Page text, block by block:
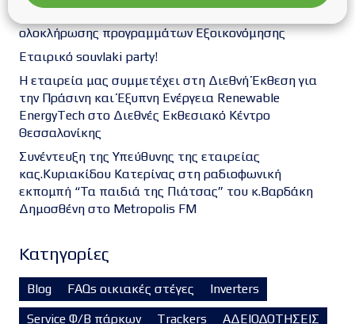
ολοκλήρωσης προγραμμάτων Εξοικονόμησης
Εταιρικό souvlaki party!
Η εταιρεία μας συμμετέχει στη Διεθνή Έκθεση για
την Πράσινη και Έξυπνη Ενέργεια Renewable
EnergyTech στο Διεθνές Εκθεσιακό Κέντρο
Θεσσαλονίκης
Συνέντευξη της Υπεύθυνης της εταιρείας
κας.Κυριακίδου Κατερίνας στη ραδιοφωνική
εκπομπή “Τα παιδιά της Πιάτσας” του κ.Βαρδάκη
Δημοσθένη στο Metropolis FM
Kατηγορίες
Blog FAQs οικιακές στέγες
Inverters
Service Φ/Β πάρκων
Trackers
ΑΔΕΙΟΔΟΤΗΣΕΙΣ